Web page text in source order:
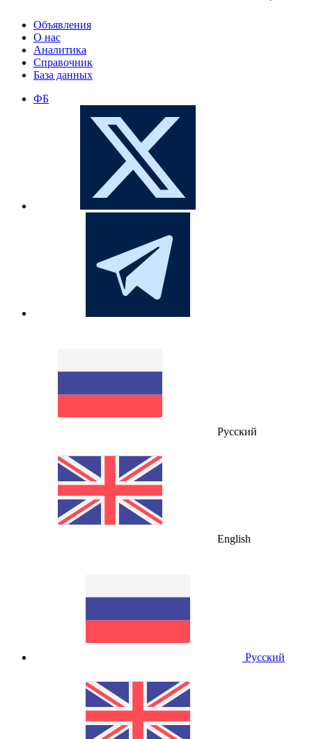
Объявления
О нас
Аналитика
Справочник
База данных
ФБ
Русский
English
Русский